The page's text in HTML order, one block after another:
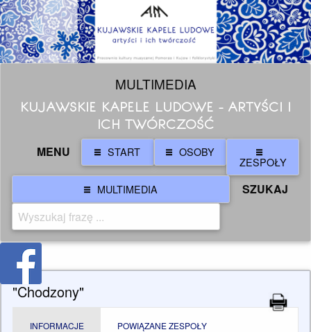
MULTIMEDIA
KUJAWSKIE KAPELE LUDOWE - ARTYŚCI I
ICH TWÓRCZOŚĆ
MENU START OSOBY
ZESPOŁY
MULTIMEDIA
SZUKAJ
"Chodzony"
INFORMACJE POWIĄZANE ZESPOŁY